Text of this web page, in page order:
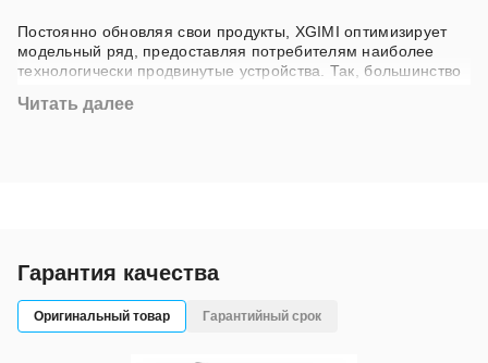
Постоянно обновляя свои продукты, XGIMI оптимизирует
модельный ряд, предоставляя потребителям наиболее
технологически продвинутые устройства. Так, большинство
технологии собственного производства на базе
синего света.
Читать далее
Гарантия качества
Оригинальный товар Гарантийный срок